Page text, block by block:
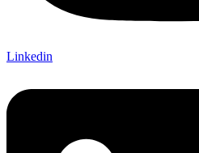
Linkedin